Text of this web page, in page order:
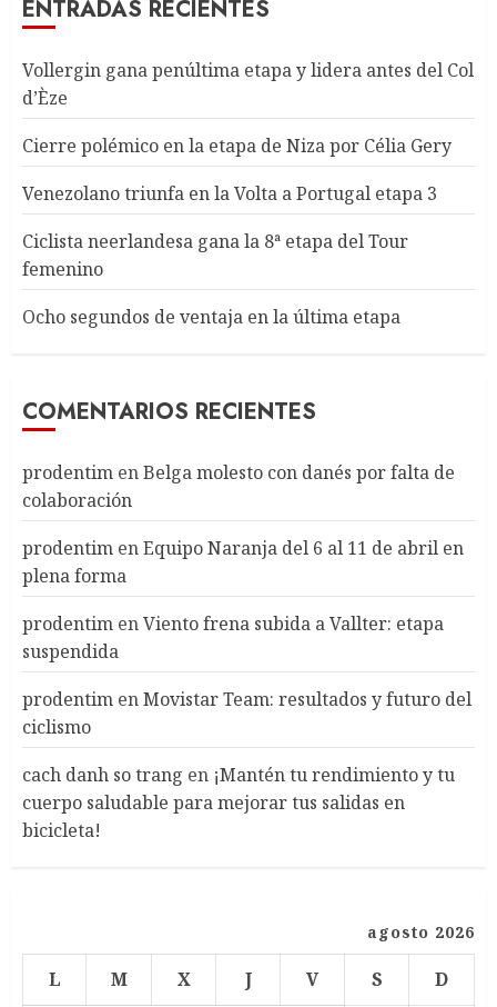
ENTRADAS RECIENTES
Vollergin gana penúltima etapa y lidera antes del Col
d’Èze
Cierre polémico en la etapa de Niza por Célia Gery
Venezolano triunfa en la Volta a Portugal etapa 3
Ciclista neerlandesa gana la 8ª etapa del Tour
femenino
Ocho segundos de ventaja en la última etapa
COMENTARIOS RECIENTES
prodentim enBelga molesto con danés por falta de
colaboración
prodentim enEquipo Naranja del 6 al 11 de abril en
plena forma
prodentim enViento frena subida a Vallter: etapa
suspendida
prodentim enMovistar Team: resultados y futuro del
ciclismo
cach danh so trang en ¡Mantén tu rendimiento y tu
cuerpo saludable para mejorar tus salidas en
bicicleta!
agosto 2026
L M X J V S
D